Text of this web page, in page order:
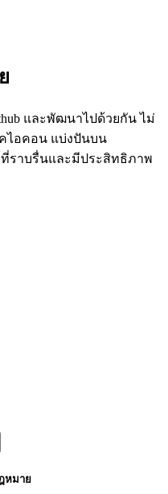
และพัฒนาไปด้วยกัน ไม่
ไอคอน แบ่งปันบน
ว์ที่ราบรื่นและมีประสิทธิภาพ
หมาย